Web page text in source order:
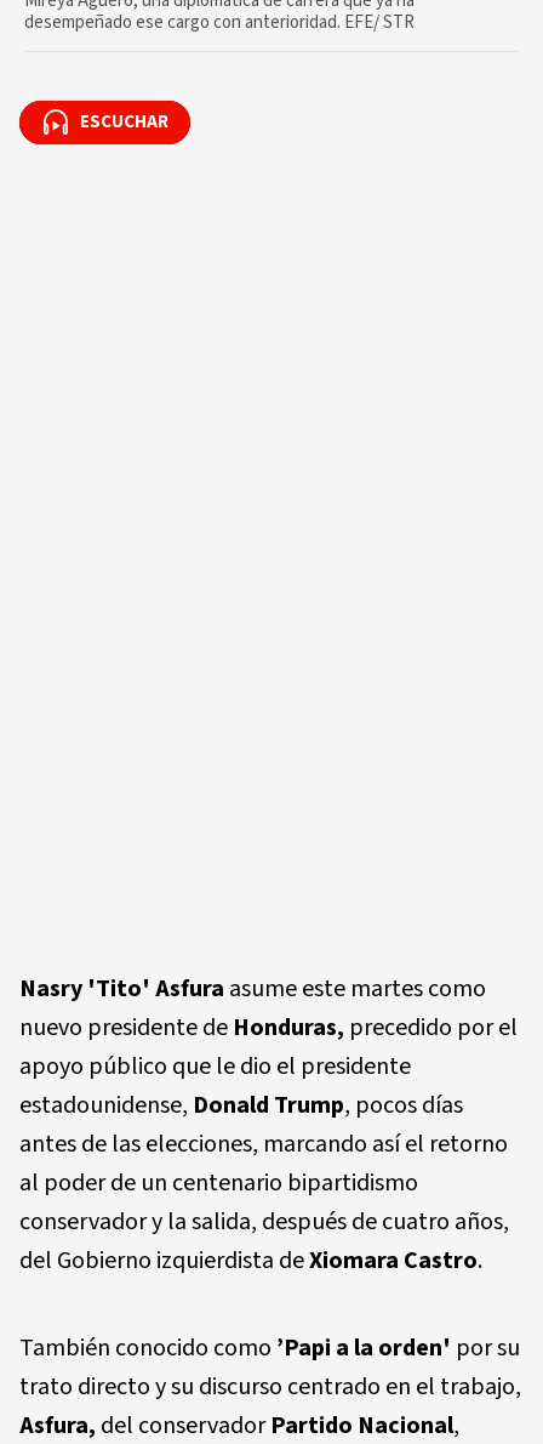
desempeñado ese cargo con anterioridad. EFE/ STR
ESCUCHAR
ESCUCHAR
Nasry 'Tito' Asfura asume este martes como
nuevo presidente de Honduras, precedido por el
apoyo público que le dio el presidente
estadounidense, Donald Trump, pocos días
antes de las elecciones, marcando así el retorno
al poder de un centenario bipartidismo
conservador y la salida, después de cuatro años,
del Gobierno izquierdista deXiomara Castro.
También conocido como ’Papi a la orden' por su
trato directo y su discurso centrado en el trabajo,
Asfura, del conservadorPartido Nacional,